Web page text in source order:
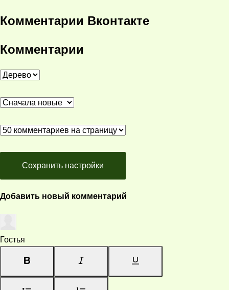
Комментарии Вконтакте
Комментарии
Сохранить настройки
Добавить новый комментарий
Гостья